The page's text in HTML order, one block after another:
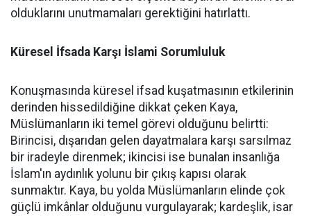
olduklarını unutmamaları gerektiğini hatırlattı.
Küresel İfsada Karşı İslami Sorumluluk
Konuşmasında küresel ifsad kuşatmasının etkilerinin
derinden hissedildiğine dikkat çeken Kaya,
Müslümanların iki temel görevi olduğunu belirtti:
Birincisi, dışarıdan gelen dayatmalara karşı sarsılmaz
bir iradeyle direnmek; ikincisi ise bunalan insanlığa
İslam'ın aydınlık yolunu bir çıkış kapısı olarak
sunmaktır. Kaya, bu yolda Müslümanların elinde çok
güçlü imkânlar olduğunu vurgulayarak; kardeşlik, isar